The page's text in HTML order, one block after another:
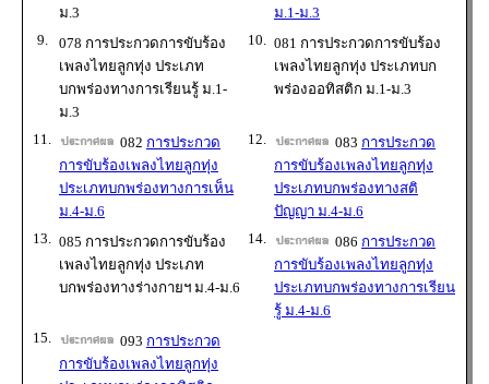
ม.3
ม.1-ม.3
9.
078 การประกวดการขับร้อง
เพลงไทยลูกทุ่ง ประเภท
บกพร่องทางการเรียนรู้ ม.1-
ม.3
10. 081 การประกวดการขับร้อง
เพลงไทยลูกทุ่ง ประเภทบก
พร่องออทิสติก ม.1-ม.3
11. 082 การประกวด
การขับร้องเพลงไทยลูกทุ่ง
ประเภทบกพร่องทางการเห็น
ม.4-ม.6
12. 083 การประกวด
การขับร้องเพลงไทยลูกทุ่ง
ประเภทบกพร่องทางสติ
ปัญญา ม.4-ม.6
13. 085 การประกวดการขับร้อง
เพลงไทยลูกทุ่ง ประเภท
บกพร่องทางร่างกายฯ ม.4-ม.6
14. 086 การประกวด
การขับร้องเพลงไทยลูกทุ่ง
ประเภทบกพร่องทางการเรียน
รู้ ม.4-ม.6
15.
093 การประกวด
การขับร้องเพลงไทยลูกทุ่ง